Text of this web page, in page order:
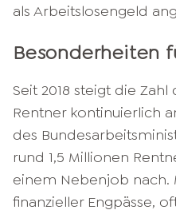
als Arbeitslosengeld
Besonderheiten
Seit 2018 steigt die
Rentner kontinuierlich
des
rund 1,5 Millionen
einem Nebenjob nach.
finanzieller Engpässe,